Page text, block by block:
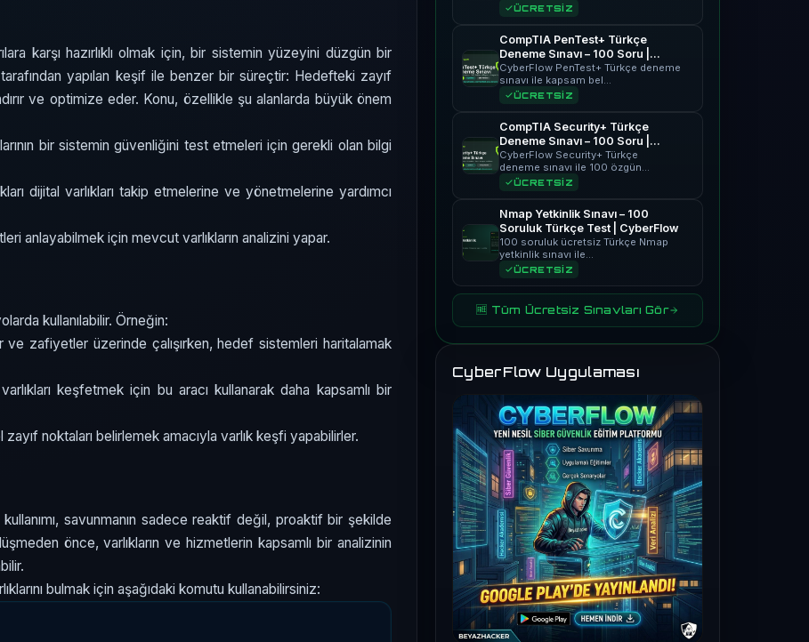
karşı hazırlıklı olmak için, bir sistemin yüzeyini düzgün bir
yapılan keşif ile benzer bir süreçtir: Hedefteki zayıf
ve optimize eder. Konu, özellikle şu alanlarda büyük önem
bir sistemin güvenliğini test etmeleri için gerekli olan bilgi
dijital varlıkları takip etmelerine ve yönetmelerine yardımcı
anlayabilmek için mevcut varlıkların analizini yapar.
kullanılabilir. Örneğin:
ve zafiyetler üzerinde çalışırken, hedef sistemleri haritalamak
keşfetmek için bu aracı kullanarak daha kapsamlı bir
noktaları belirlemek amacıyla varlık keşfi yapabilirler.
savunmanın sadece reaktif değil, proaktif bir şekilde
önce, varlıkların ve hizmetlerin kapsamlı bir analizinin
bulmak için aşağıdaki komutu kullanabilirsiniz:
ÜCRETSİZ
CompTIA PenTest+ Türkçe
Deneme Sınavı – 100 Soru |
CyberFlow
CyberFlow PenTest+ Türkçe deneme
sınavı ile kapsam bel…
ÜCRETSİZ
CompTIA Security+ Türkçe
Deneme Sınavı – 100 Soru |
CyberFlow
CyberFlow Security+ Türkçe
deneme sınavı ile 100 özgün…
ÜCRETSİZ
Nmap Yetkinlik Sınavı – 100
Soruluk Türkçe Test | CyberFlow
100 soruluk ücretsiz Türkçe Nmap
yetkinlik sınavı ile…
ÜCRETSİZ
🆓 Tüm Ücretsiz Sınavları Gör
CyberFlow Uygulaması